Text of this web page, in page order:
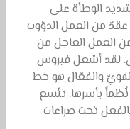
الوطأة على
عقدٌ من العمل الدؤوب
العمل العاجل من
لقد أشعل فيروس
القويّ والفعّال هو خط
نُظماً بأسرها. تتّسع
بالفعل تحت صراعات